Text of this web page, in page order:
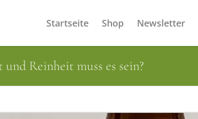
Startseite Shop Newsletter
Reinheit muss es sein?